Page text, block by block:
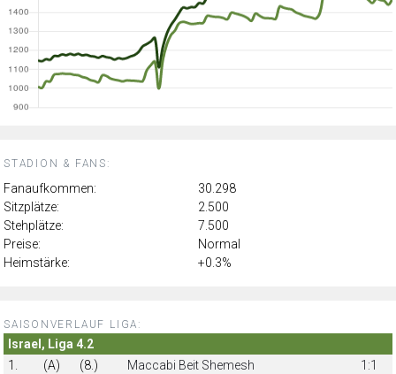
STADION & FANS:
Fanaufkommen:
30.298
Sitzplätze:
2.500
Stehplätze:
7.500
Preise:
Normal
Heimstärke:
+0.3%
SAISONVERLAUF LIGA:
Israel, Liga 4.2
1.
(A) (8.) Maccabi Beit Shemesh
1:1